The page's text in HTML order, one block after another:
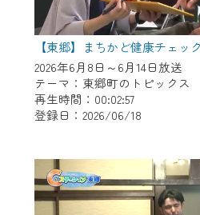
【東郷】まちかど健康チェッ
2026年6月8日～6月14日放送
テーマ：東郷町のトピックス
再生時間：00:02:57
登録日：2026/06/18
＜メンテナンス情報＞
CCNetWebTVのリニュ
ンテナンス作業を予定し
日時 9/24 9:30～16:30
作業の間は、
テナンス中」になり、
ん。